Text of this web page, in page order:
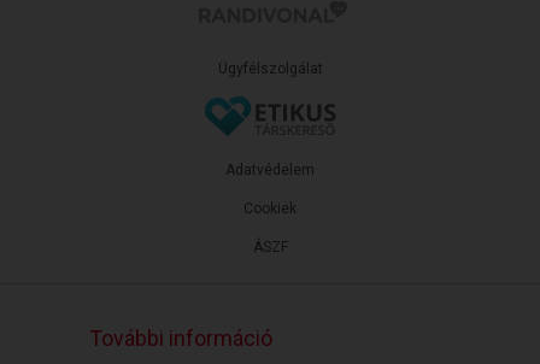
Ügyfélszolgálat
ÁSZF
Adatvédelem
Cookiek
További információ